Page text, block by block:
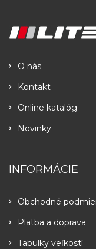
O nás
Kontakt
Online katalóg
Novinky
INFORMÁCIE
Obchodné
Platba a doprava
Tabulky veľkostí